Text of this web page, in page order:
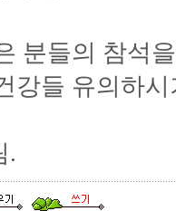
분들의 참석
강들 유의하
.